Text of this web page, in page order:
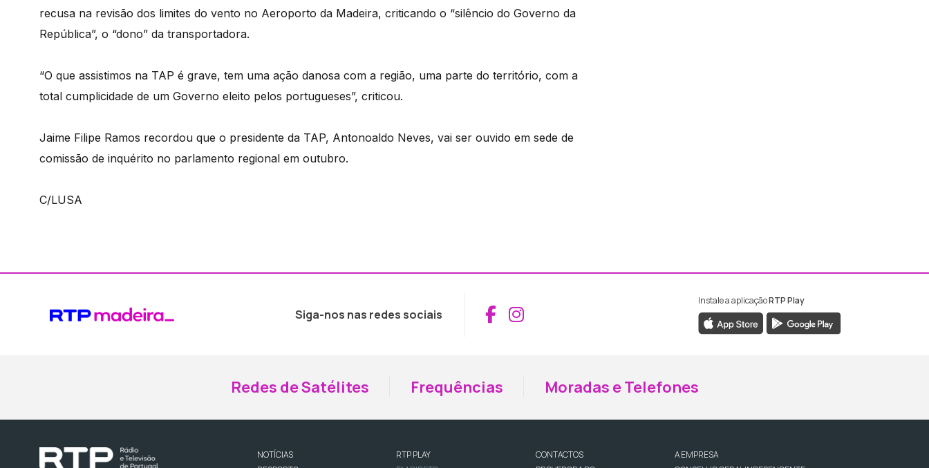
recusa na revisão dos limites do vento no Aeroporto da Madeira, criticando o “silêncio do Governo da
República”, o “dono” da transportadora.
“O que assistimos na TAP é grave, tem uma ação danosa com a região, uma parte do território, com a
total cumplicidade de um Governo eleito pelos portugueses”, criticou.
Jaime Filipe Ramos recordou que o presidente da TAP, Antonoaldo Neves, vai ser ouvido em sede de
comissão de inquérito no parlamento regional em outubro.
C/LUSA
Siga-nos nas redes sociais Aceder ao Facebook da RTP Madeira
Aceder ao Instagram da RTP Madeira
Instale a aplicaçãoRTP Play
Redes de Satélites Frequências Moradas e Telefones
NOTÍCIAS
RTP PLAY
CONTACTOS
A EMPRESA